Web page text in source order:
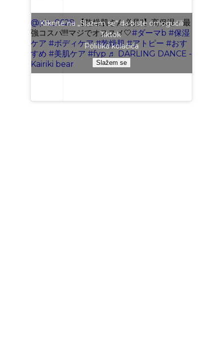
@pic_0628 【乾燥肌さん必見!!】高保湿・最
強コスパ!!!!マジでオススメ🤍#ダーマb #保湿
ケア #ボディケア #乾燥肌 #アトピー #おす
すめ #美肌ケア #fyp ♬ DARLING DANCE -
Kairiki bear
Kliknite na „Slažem se“ da biste omogućili
Tiktok
Politika kolačića
Slažem se